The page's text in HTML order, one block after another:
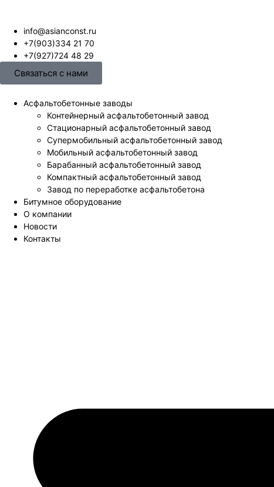
info@asianconst.ru
+7(903)334 21 70
+7(927)724 48 29
Связаться с нами
Асфальтобетонные заводы
Контейнерный асфальтобетонный завод
Стационарный асфальтобетонный завод
Супермобильный асфальтобетонный завод
Мобильный асфальтобетонный завод
Барабанный асфальтобетонный завод
Компактный асфальтобетонный завод
Завод по переработке асфальтобетона
Битумное оборудование
О компании
Новости
Контакты